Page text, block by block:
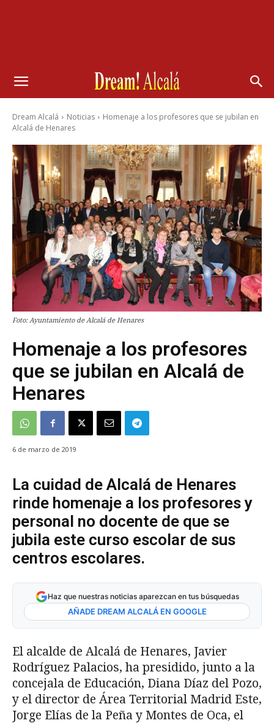
Dream Alcalá Noticias
Homenaje a los profesores que se jubilan en
Alcalá de Henares
Foto: Ayuntamiento de Alcalá de Henares
Homenaje a los profesores
que se jubilan en Alcalá de
Henares
6 de marzo de 2019
La cuidad de Alcalá de Henares
rinde homenaje a los profesores y
personal no docente de que se
jubila este curso escolar de sus
centros escolares.
Haz que nuestras noticias aparezcan en tus búsquedas
AÑADE DREAM ALCALÁ EN GOOGLE
El alcalde de Alcalá de Henares, Javier
Rodríguez Palacios, ha presidido, junto a la
concejala de Educación, Diana Díaz del Pozo,
y el director de Área Territorial Madrid Este,
Jorge Elías de la Peña y Montes de Oca, el